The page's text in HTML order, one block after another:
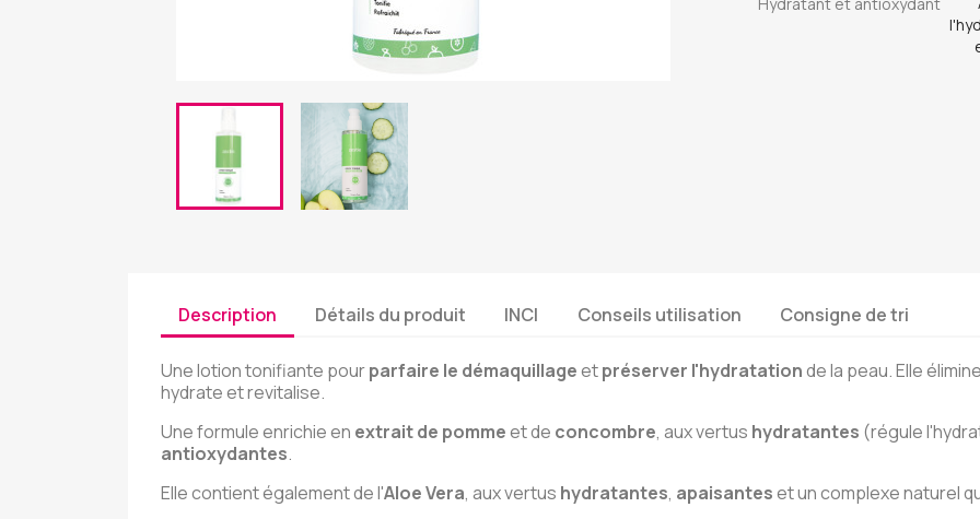
Description Détails du produit INCI Conseils utilisation Consigne de tri
Une lotion tonifiante pourparfaire le démaquillageetpréserver l'hydratationde la peau. Elle
hydrate et revitalise.
Une formule enrichie en extrait de pommeet de concombre, aux vertus hydratantes (régule
antioxydantes.
Elle contient également de l'AloeVera, aux vertus hydratantes, apaisanteset un complexe naturel